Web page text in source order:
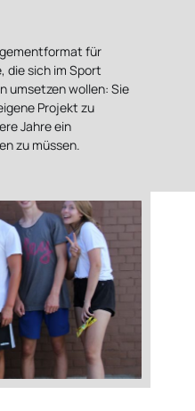
für
die sich im Sport
umsetzen wollen: Sie
Projekt zu
Jahre ein
zu müssen.